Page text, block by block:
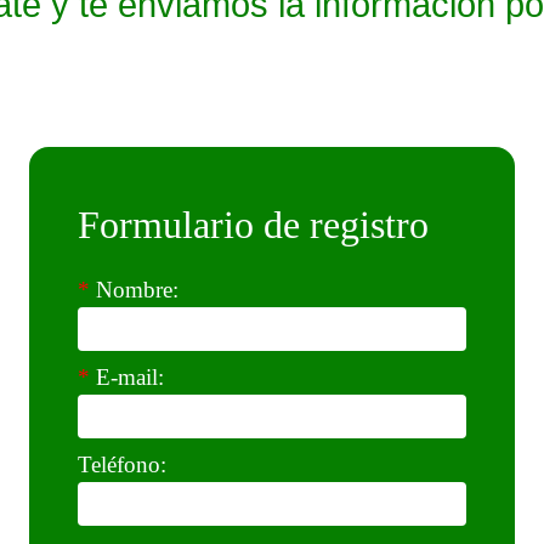
Formulario de registro
* Nombre:
* E-mail:
Teléfono: